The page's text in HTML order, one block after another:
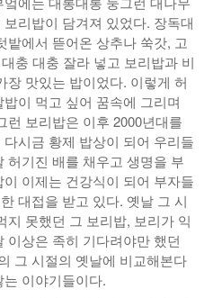
리밥이 담겨져 있었다. 장독대
밭에서 뜯어온 상추나 쑥갓, 고
충 대충 잘라 넣고 보리밥과 비
장 맛있는 밥이었다. 이렇게 허
이 먹고 싶어 꿈속에 그리며
런 보리밥은 이후 2000년대를
시금 황제 밥상이 되어 우리들
허기진 배를 채우고 생명을 부
이제는 건강식이 되어 부자들
대접을 받고 있다. 옛날 그 시
지 못했던 그 보리밥, 보리가 익
이상은 족히 기다려야만 했던
그 시절의 옛날에 비교해본다
이야기들이다.